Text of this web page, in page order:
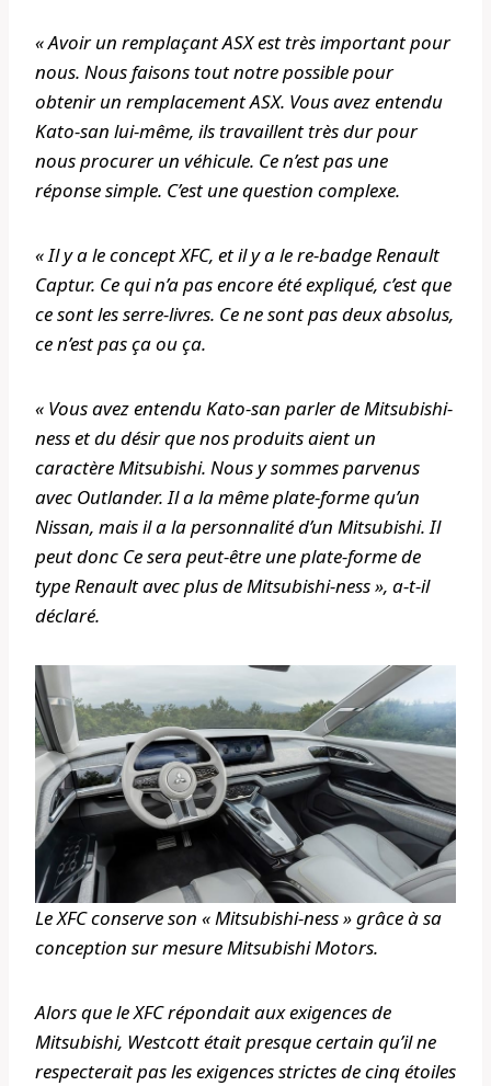
« Avoir un remplaçant ASX est très important pour
nous. Nous faisons tout notre possible pour
obtenir un remplacement ASX. Vous avez entendu
Kato-san lui-même, ils travaillent très dur pour
nous procurer un véhicule. Ce n’est pas une
réponse simple. C’est une question complexe.
« Il y a le concept XFC, et il y a le re-badge Renault
Captur. Ce qui n’a pas encore été expliqué, c’est que
ce sont les serre-livres. Ce ne sont pas deux absolus,
ce n’est pas ça ou ça.
« Vous avez entendu Kato-san parler de Mitsubishi-
ness et du désir que nos produits aient un
caractère Mitsubishi. Nous y sommes parvenus
avec Outlander. Il a la même plate-forme qu’un
Nissan, mais il a la personnalité d’un Mitsubishi. Il
peut donc Ce sera peut-être une plate-forme de
type Renault avec plus de Mitsubishi-ness », a-t-il
déclaré.
Le XFC conserve son « Mitsubishi-ness » grâce à sa
conception sur mesure Mitsubishi Motors.
Alors que le XFC répondait aux exigences de
Mitsubishi, Westcott était presque certain qu’il ne
respecterait pas les exigences strictes de cinq étoiles